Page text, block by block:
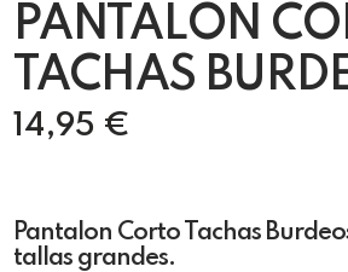
PANTALON
TACHAS
14,95 €
Pantalon Corto Tachas
tallas grandes.